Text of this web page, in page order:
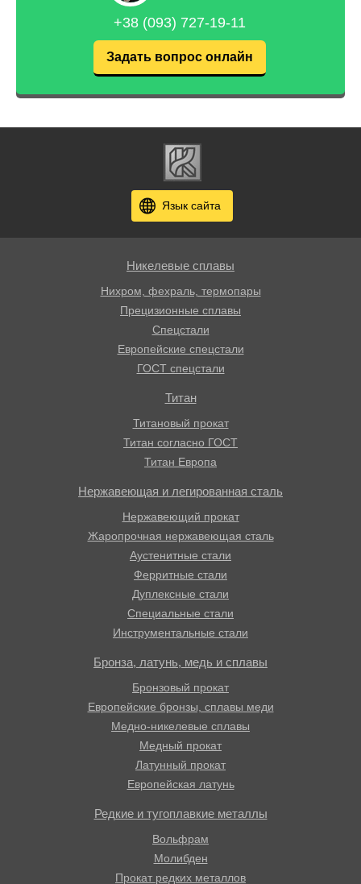
+38 (093) 727-19-11
Задать вопрос онлайн
Язык сайта
Никелевые сплавы
Нихром, фехраль, термопары
Прецизионные сплавы
Спецстали
Европейские спецстали
ГОСТ спецстали
Титан
Титановый прокат
Титан согласно ГОСТ
Титан Европа
Нержавеющая и легированная сталь
Нержавеющий прокат
Жаропрочная нержавеющая сталь
Аустенитные стали
Ферритные стали
Дуплексные стали
Специальные стали
Инструментальные стали
Бронза, латунь, медь и сплавы
Бронзовый прокат
Европейские бронзы, сплавы меди
Медно-никелевые сплавы
Медный прокат
Латунный прокат
Европейская латунь
Редкие и тугоплавкие металлы
Вольфрам
Молибден
Прокат редких металлов